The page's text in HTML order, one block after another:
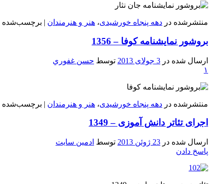
منتشرشده در دهه پنجاه خورشیدی، هنر و هنرمندان | برچسب‌شده
بروشور نمايشنامه کوفا – 1356
ارسال شده در 3 جولای 2013 توسط حسن غفوري
۱
منتشرشده در دهه پنجاه خورشیدی، هنر و هنرمندان | برچسب‌شده
اجرای تئاتر دانش آموزی – 1349
ارسال شده در 23 ژوئن 2013 توسط ادمین سایت
پاسخ دادن